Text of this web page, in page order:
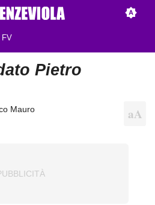
FV
Pietro
Mauro